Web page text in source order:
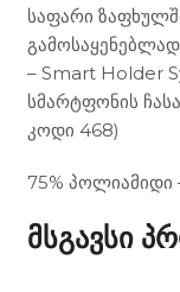
საფარი
– Smart Holder
სმარტფონის
კოდი 468)
75% პოლიამიდი
მსგავსი